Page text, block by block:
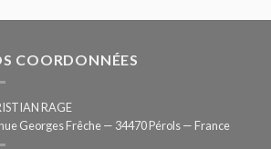
COORDONNÉES
RAGE
Georges Frêche — 34470 Pérols — France